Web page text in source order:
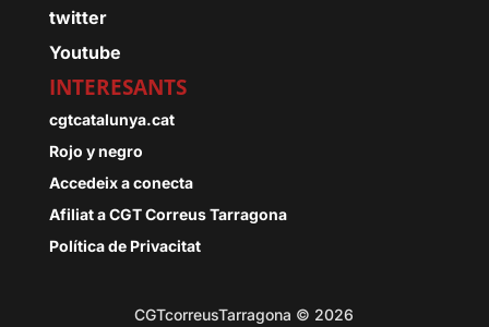
twitter
Youtube
INTERESANTS
cgtcatalunya.cat
Rojo y negro
Accedeix a conecta
Afiliat a CGT Correus Tarragona
Política de Privacitat
CGTcorreusTarragona © 2026